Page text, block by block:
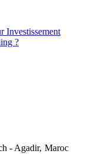
Investissement
?
- Agadir Maroc